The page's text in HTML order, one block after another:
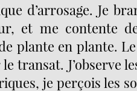
d’arrosage. Je
et me contente
plante en plante.
transat. J’observe
je perçois les